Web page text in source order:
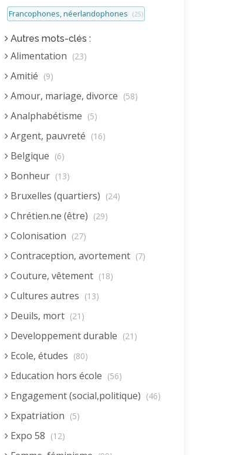
Francophones, néerlandophones (25)
Autres mots-clés :
Alimentation (23)
Amitié (9)
Amour, mariage, divorce (58)
Analphabétisme (5)
Argent, pauvreté (16)
Belgique (6)
Bonheur (13)
Bruxelles (quartiers) (24)
Chrétien.ne (être) (29)
Colonisation (27)
Contraception, avortement (7)
Couture, vêtement (18)
Cultures autres (13)
Deuils, mort (21)
Developpement durable (21)
Ecole, études (80)
Education hors école (56)
Engagement (social,politique) (46)
Expatriation (5)
Expo 58 (12)